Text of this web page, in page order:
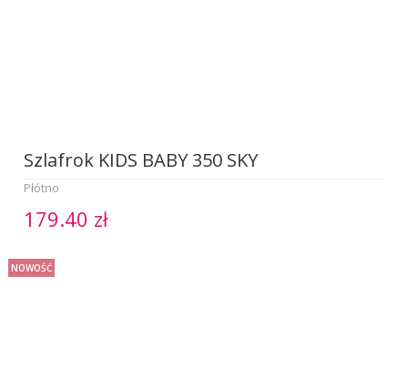
Szlafrok KIDS BABY 350 SKY
Płótno
179.40 zł
NOWOŚĆ